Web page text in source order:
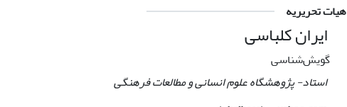
هیات تحریریه
ایران کلباسی
گویش‌شناسی
استاد- پژوهشگاه علوم انسانی و مطالعات فرهنگی